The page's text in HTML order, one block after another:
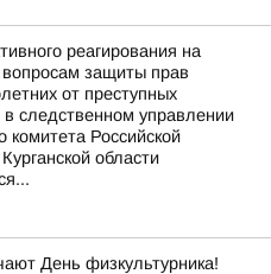
реагирования на
защиты прав
от преступных
в следственном управлении
комитета Российской
области
День физкультурника!